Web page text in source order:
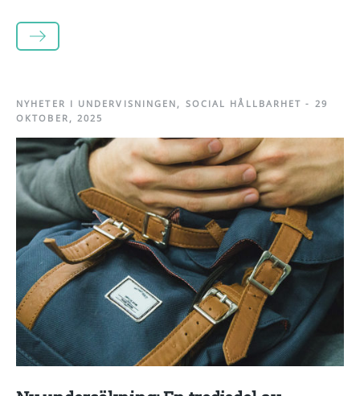
LÄS MER
NYHETER I UNDERVISNINGEN , SOCIAL HÅLLBARHET - 29
OKTOBER, 2025